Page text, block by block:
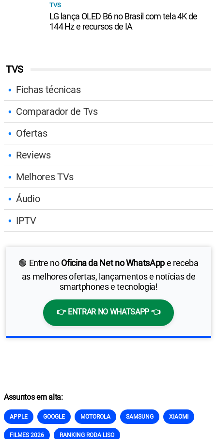
TVS
Fichas técnicas
Comparador de Tvs
Ofertas
Reviews
Melhores TVs
Áudio
IPTV
🟢 Entre noOficina da Net no WhatsAppe receba
as melhores ofertas, lançamentos e notícias de
smartphones e tecnologia!
👉 ENTRAR NO WHATSAPP 👈
TVS
LG lança OLED B6 no Brasil com tela 4K de
144 Hz e recursos de IA
Assuntos em alta:
APPLE GOOGLE MOTOROLA SAMSUNG XIAOMI
FILMES 2026 RANKING RODA LISO